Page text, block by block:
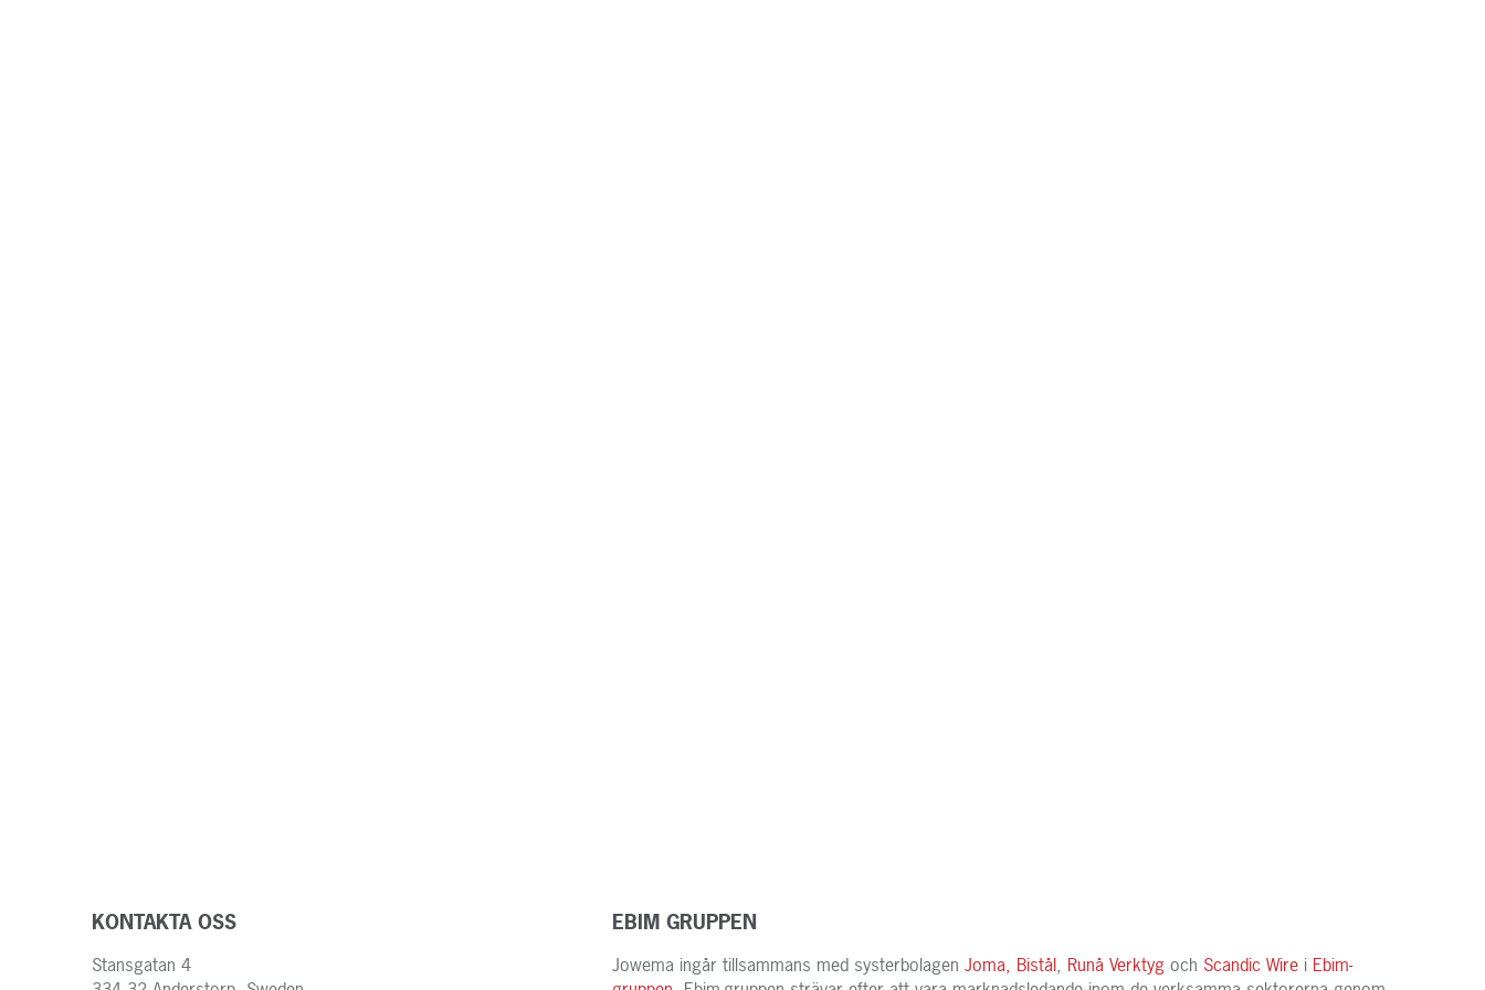
KONTAKTA OSS
Stansgatan 4
EBIM GRUPPEN
Jowema ingår tillsammans med systerbolagenJoma, Bistål, Runå Verktyg och Scandic Wire i Ebim-